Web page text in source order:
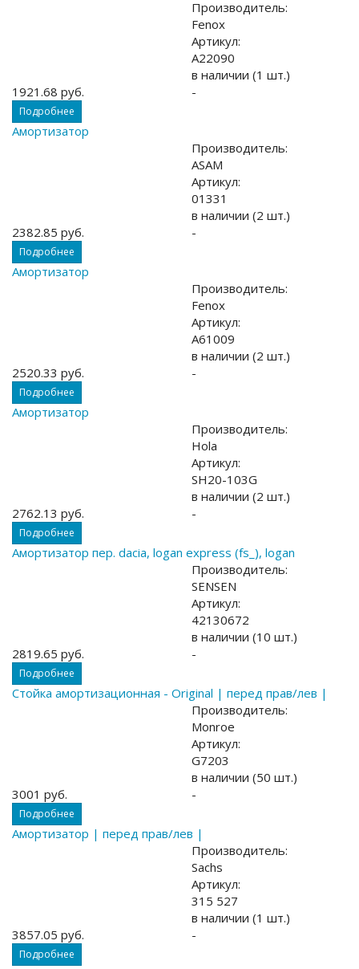
Производитель:
Fenox
Артикул:
A22090
в наличии (1 шт.)
1921.68 руб.
-
Подробнее
Амортизатор
Производитель:
ASAM
Артикул:
01331
в наличии (2 шт.)
2382.85 руб.
-
Подробнее
Амортизатор
Производитель:
Fenox
Артикул:
A61009
в наличии (2 шт.)
2520.33 руб.
-
Подробнее
Амортизатор
Производитель:
Hola
Артикул:
SH20-103G
в наличии (2 шт.)
2762.13 руб.
-
Подробнее
Амортизатор пер. dacia, logan express (fs_), logan
Производитель:
SENSEN
Артикул:
42130672
в наличии (10 шт.)
2819.65 руб.
-
Подробнее
Стойка амортизационная - Original | перед прав/лев |
Производитель:
Monroe
Артикул:
G7203
в наличии (50 шт.)
3001 руб.
-
Подробнее
Амортизатор | перед прав/лев |
Производитель:
Sachs
Артикул:
315 527
в наличии (1 шт.)
3857.05 руб.
-
Подробнее